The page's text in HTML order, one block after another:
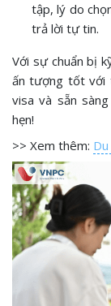
tập, lý do
trả lời tự tin.
Với sự chuẩn bị
ấn tượng tốt với
visa và sẵn
hẹn!
>> Xem thêm: